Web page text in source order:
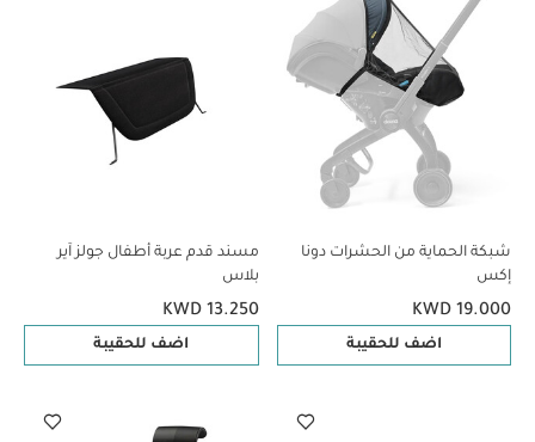
شبكة الحماية من الحشرات دونا
إكس
KWD 19.000
اضف للحقيبة
مسند قدم عربة أطفال جولز آير
بلاس
KWD 13.250
اضف للحقيبة